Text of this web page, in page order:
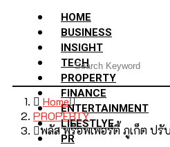
HOME
BUSINESS
INSIGHT
TECH
PROPERTY
FINANCE
ENTERTAINMENT
LIFESTLYE
PR
Home
PROPERTY
พลัส พร็อพเพอร์ตี้ ภูเก็ต ป